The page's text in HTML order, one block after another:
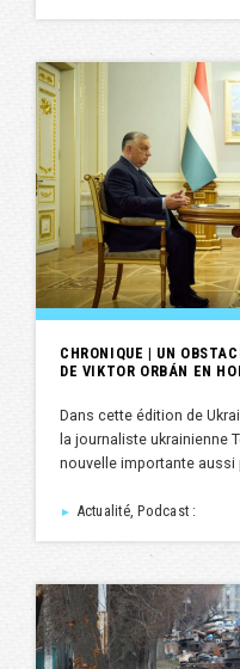
CHRONIQUE | UN
DE VIKTOR ORBÁN EN
Dans cette édition de
la journaliste ukrainienne
nouvelle importante aussi
► Actualité, Podcast :